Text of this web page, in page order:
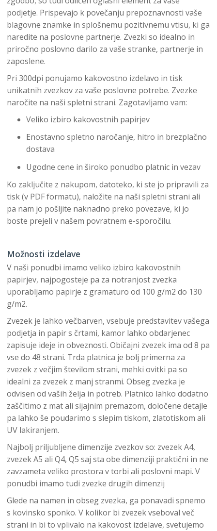
podjetje. Prispevajo k povečanju prepoznavnosti vaše
blagovne znamke in splošnemu pozitivnemu vtisu, ki ga
naredite na poslovne partnerje. Zvezki so idealno in
priročno poslovno darilo za vaše stranke, partnerje in
zaposlene.
Pri 300dpi ponujamo kakovostno izdelavo in tisk
unikatnih zvezkov za vaše poslovne potrebe. Zvezke
naročite na naši spletni strani. Zagotavljamo vam:
Veliko izbiro kakovostnih papirjev
Enostavno spletno naročanje, hitro in brezplačno
dostava
Ugodne cene in široko ponudbo platnic in vezav
Ko zaključite z nakupom, datoteko, ki ste jo pripravili za
tisk (v PDF formatu), naložite na naši spletni strani ali
pa nam jo pošljite naknadno preko povezave, ki jo
boste prejeli v našem povratnem e-sporočilu.
Možnosti izdelave
V naši ponudbi imamo veliko izbiro kakovostnih
papirjev, najpogosteje pa za notranjost zvezka
uporabljamo papirje z gramaturo od 100 g/m2 do 130
g/m2.
Zvezek je lahko večbarven, vsebuje predstavitev vašega
podjetja in papir s črtami, kamor lahko obdarjenec
zapisuje ideje in obveznosti. Običajni zvezek ima od 8 pa
vse do 48 strani. Trda platnica je bolj primerna za
zvezek z večjim številom strani, mehki ovitki pa so
idealni za zvezek z manj stranmi. Obseg zvezka je
odvisen od vaših želja in potreb. Platnico lahko dodatno
zaščitimo z mat ali sijajnim premazom, določene detajle
pa lahko še poudarimo s slepim tiskom, zlatotiskom ali
UV lakiranjem.
Najbolj priljubljene dimenzije zvezkov so: zvezek A4,
zvezek A5 ali Q4, Q5 saj sta obe dimenziji praktični in ne
zavzameta veliko prostora v torbi ali poslovni mapi. V
ponudbi imamo tudi zvezke drugih dimenzij
Glede na namen in obseg zvezka, ga ponavadi spnemo
s kovinsko sponko. V kolikor bi zvezek vseboval več
strani in bi to vplivalo na kakovost izdelave, svetujemo